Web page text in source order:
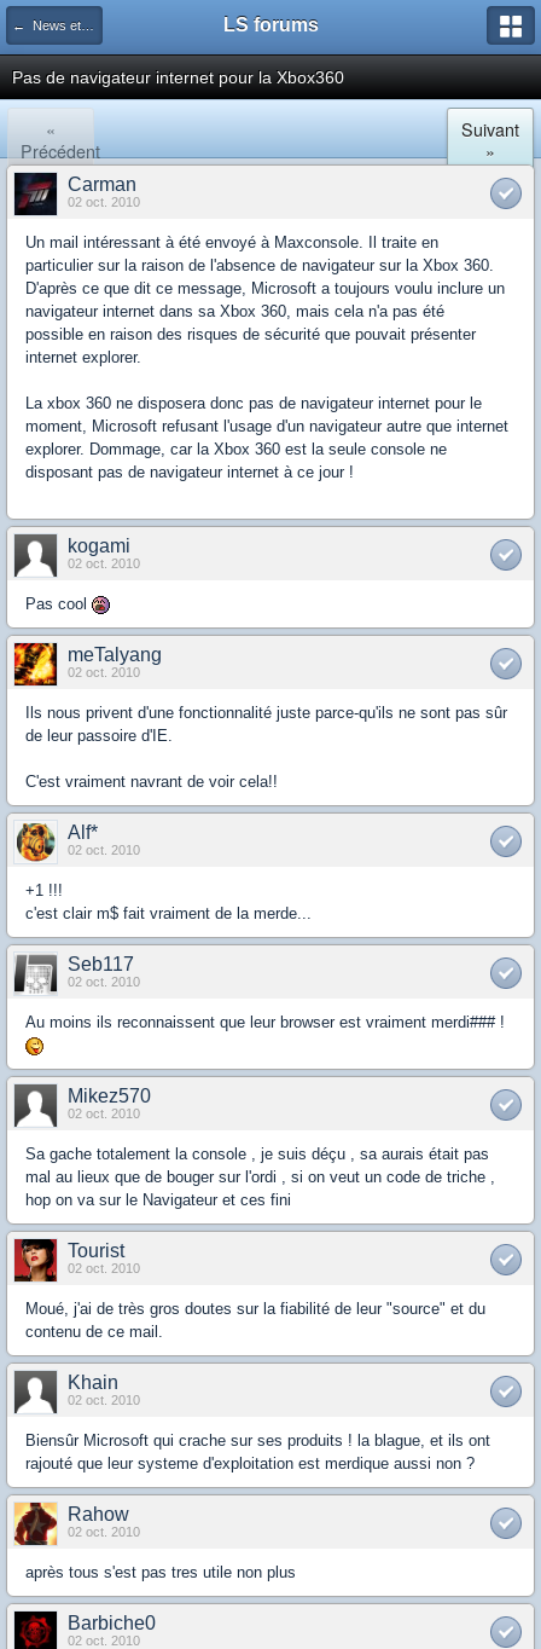
← News et actualités postées sur LS LS forums
Pas de navigateur internet pour la Xbox360
«
Précédent
Suivant
»
Carman
02 oct. 2010
Un mail intéressant à été envoyé à Maxconsole. Il traite en
particulier sur la raison de l'absence de navigateur sur la Xbox 360.
D'après ce que dit ce message, Microsoft a toujours voulu inclure un
navigateur internet dans sa Xbox 360, mais cela n'a pas été
possible en raison des risques de sécurité que pouvait présenter
internet explorer.
La xbox 360 ne disposera donc pas de navigateur internet pour le
moment, Microsoft refusant l'usage d'un navigateur autre que internet
explorer. Dommage, car la Xbox 360 est la seule console ne
disposant pas de navigateur internet à ce jour !
kogami
02 oct. 2010
Pas cool
meTalyang
02 oct. 2010
Ils nous privent d'une fonctionnalité juste parce-qu'ils ne sont pas sûr
de leur passoire d'IE.
C'est vraiment navrant de voir cela!!
Alf*
02 oct. 2010
+1 !!!
c'est clair m$ fait vraiment de la merde...
Seb117
02 oct. 2010
Au moins ils reconnaissent que leur browser est vraiment merdi### !
Mikez570
02 oct. 2010
Sa gache totalement la console , je suis déçu , sa aurais était pas
mal au lieux que de bouger sur l'ordi , si on veut un code de triche ,
hop on va sur le Navigateur et ces fini
Tourist
02 oct. 2010
Moué, j'ai de très gros doutes sur la fiabilité de leur "source" et du
contenu de ce mail.
Khain
02 oct. 2010
Biensûr Microsoft qui crache sur ses produits ! la blague, et ils ont
rajouté que leur systeme d'exploitation est merdique aussi non ?
Rahow
02 oct. 2010
après tous s'est pas tres utile non plus
Barbiche0
02 oct. 2010